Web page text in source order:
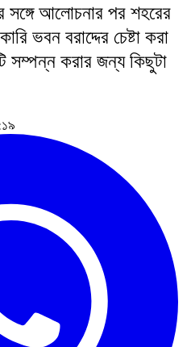
সঙ্গে আলোচনার পর শহরের
ভবন বরাদ্দের চেষ্টা করা
সম্পন্ন করার জন্য কিছুটা